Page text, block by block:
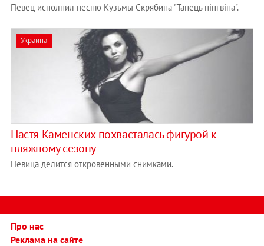
Певец исполнил песню Кузьмы Скрябина "Танець пінгвіна".
Украина
Настя Каменских похвасталась фигурой к
пляжному сезону
Певица делится откровенными снимками.
Про нас
Реклама на сайте